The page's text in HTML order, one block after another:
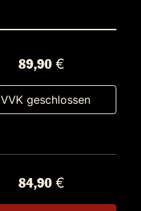
89,90 €
VVK geschlossen
84,90 €